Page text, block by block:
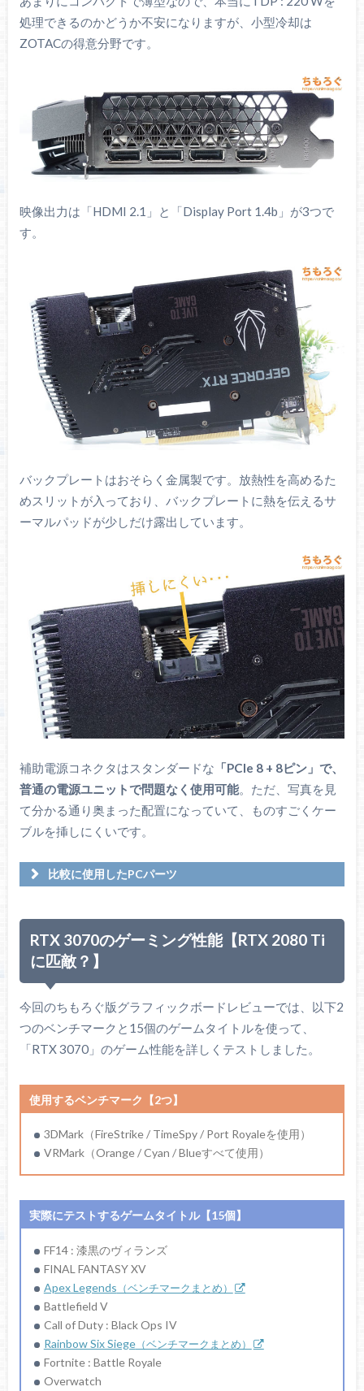
処理できるのかどうか不安になりますが、小型冷却は
ZOTACの得意分野です。
映像出力は「HDMI 2.1」と「Display Port 1.4b」が3つで
す。
バックプレートはおそらく金属製です。放熱性を高めるた
めスリットが入っており、バックプレートに熱を伝えるサ
ーマルパッドが少しだけ露出しています。
補助電源コネクタはスタンダードな 「PCIe 8 + 8ピン」で、
普通の電源ユニットで問題なく使用可能。ただ、写真を見
て分かる通り奥まった配置になっていて、ものすごくケー
ブルを挿しにくいです。
比較に使用したPCパーツ
Intel / コア : 10 / スレッド : 20 / ソケット : LGA 1200 / チ
ップセット : Intel 400 Series / 付属クーラー : なし / 内蔵
GPU : Intel UHD 630
ROG MAXIMUS XII APEX
ASUS / チップセット : Intel Z490 / フォーム : ATX / ソケ
ット : LGA1200 / フェーズ数 : 16(70A DrMOS) / マルチ
GPU : SLI or CF / M.2 : 2スロット / LAN : 2.5 GbE / 無線 :
Wi-Fi 6
パソコン工房
RTX 3070のゲーミング性能【RTX 2080 Ti
に匹敵？】
今回のちもろぐ版グラフィックボードレビューでは、以下2
つのベンチマークと15個のゲームタイトルを使って、
「RTX 3070」のゲーム性能を詳しくテストしました。
使用するベンチマーク【2つ】
3DMark（FireStrike / TimeSpy / Port Royaleを使用）
VRMark（Orange / Cyan / Blueすべて使用）
実際にテストするゲームタイトル【15個】
FF14 : 漆黒のヴィランズ
FINAL FANTASY XV
Apex Legends （ベンチマークまとめ）
Battlefield V
Call of Duty : Black Ops IV
Rainbow Six Siege（ベンチマークまとめ）
Fortnite : Battle Royale
Overwatch